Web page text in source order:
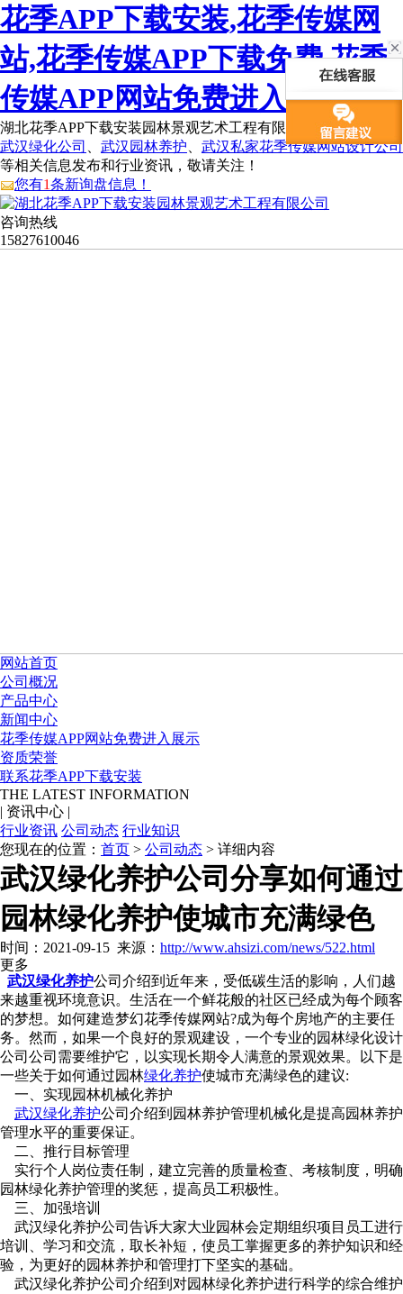
花季APP下载安装,花季传媒网
站,花季传媒APP下载免费,花季
传媒APP网站免费进入
湖北花季APP下载安装园林景观艺术工程有限公司为您免费提供
武汉绿化公司
武汉园林养护
武汉私家花季传媒网站设计公司
等相关信息发布和行业资讯，敬请关注！
您有1条新询盘信息！
咨询热线
15827610046
网站首页
公司概况
产品中心
新闻中心
花季传媒APP网站免费进入展示
资质荣誉
联系花季APP下载安装
THE LATEST INFORMATION
| 资讯中心 |
行业资讯 公司动态 行业知识
您现在的位置： 首页 > 公司动态 > 详细内容
武汉绿化养护公司分享如何通过
园林绿化养护使城市充满绿色
时间：2021-09-15 来源： http://www.ahsizi.com/news/522.html
更多
武汉绿化养护公司介绍到近年来，受低碳生活的影响，人们越
来越重视环境意识。生活在一个鲜花般的社区已经成为每个顾客
的梦想。如何建造梦幻花季传媒网站?成为每个房地产的主要任
务。然而，如果一个良好的景观建设，一个专业的园林绿化设计
公司公司需要维护它，以实现长期令人满意的景观效果。以下是
一些关于如何通过园林绿化养护使城市充满绿色的建议:
一、实现园林机械化养护
武汉绿化养护公司介绍到园林养护管理机械化是提高园林养护
管理水平的重要保证。
二、推行目标管理
实行个人岗位责任制，建立完善的质量检查、考核制度，明确
园林绿化养护管理的奖惩，提高员工积极性。
三、加强培训
武汉绿化养护公司告诉大家大业园林会定期组织项目员工进行
培训、学习和交流，取长补短，使员工掌握更多的养护知识和经
验，为更好的园林养护和管理打下坚实的基础。
武汉绿化养护公司介绍到对园林绿化养护进行科学的综合维护